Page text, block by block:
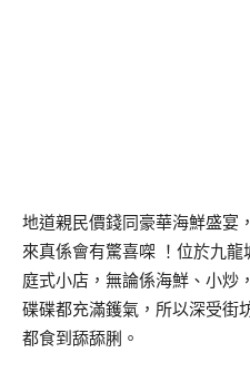
地道親民價錢同豪華海鮮盛宴
來真係會有驚喜㗎 ！位於九
庭式小店，無論係海鮮、小炒
碟碟都充滿鑊氣，所以深受街
都食到舔舔脷。